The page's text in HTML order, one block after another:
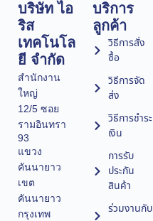
บริษัท ไอ
ริส
เทคโนโล
ยี จำกัด
สำนักงาน
ใหญ่
12/5 ซอย
รามอินทรา
93
แขวง
คันนายาว
เขต
คันนายาว
กรุงเทพ
บริการ
ลูกค้า
วิธีการสั่ง
ซื้อ
วิธีการจัด
ส่ง
วิธีการชำระ
เงิน
การรับ
ประกัน
สินค้า
ร่วมงานกับ